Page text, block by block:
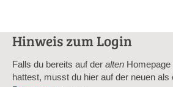
Hinweis zum Login
Falls du bereits auf der alten
hattest, musst du hier auf der neuen als